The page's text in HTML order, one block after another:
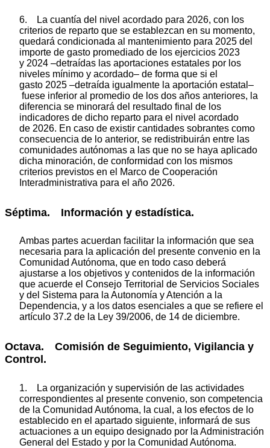
6. La cuantía del nivel acordado para 2026, con los
criterios de reparto que se establezcan en su momento,
quedará condicionada al mantenimiento para 2025 del
importe de gasto promediado de los ejercicios 2023
y 2024 –detraídas las aportaciones estatales por los
niveles mínimo y acordado– de forma que si el
gasto 2025 –detraída igualmente la aportación estatal–
fuese inferior al promedio de los dos años anteriores, la
diferencia se minorará del resultado final de los
indicadores de dicho reparto para el nivel acordado
de 2026. En caso de existir cantidades sobrantes como
consecuencia de lo anterior, se redistribuirán entre las
comunidades autónomas a las que no se haya aplicado
dicha minoración, de conformidad con los mismos
criterios previstos en el Marco de Cooperación
Interadministrativa para el año 2026.
Séptima. Información y estadística.
Ambas partes acuerdan facilitar la información que sea
necesaria para la aplicación del presente convenio en la
Comunidad Autónoma, que en todo caso deberá
ajustarse a los objetivos y contenidos de la información
que acuerde el Consejo Territorial de Servicios Sociales
y del Sistema para la Autonomía y Atención a la
Dependencia, y a los datos esenciales a que se refiere el
artículo 37.2 de la Ley 39/2006, de 14 de diciembre.
Octava. Comisión de Seguimiento, Vigilancia y
Control.
1. La organización y supervisión de las actividades
correspondientes al presente convenio, son competencia
de la Comunidad Autónoma, la cual, a los efectos de lo
establecido en el apartado siguiente, informará de sus
actuaciones a un equipo designado por la Administración
General del Estado y por la Comunidad Autónoma.